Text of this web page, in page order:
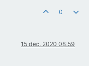
0
15 dec. 2020 08:59